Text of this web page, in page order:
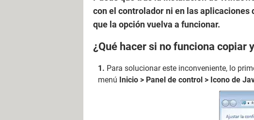
con el controlador ni en las aplicaciones
que la opción vuelva a funcionar.
¿Qué hacer si no funciona copiar
Para solucionar este inconveniente, lo
menú Inicio > Panel de control > Icono de